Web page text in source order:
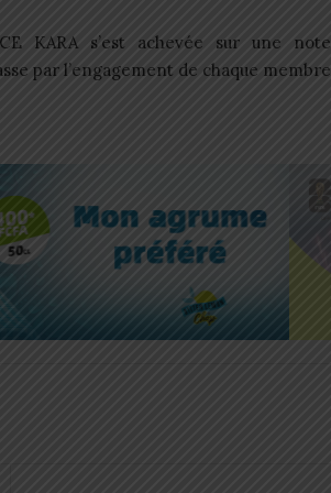
KARA s’est achevée sur une
par l’engagement de chaque